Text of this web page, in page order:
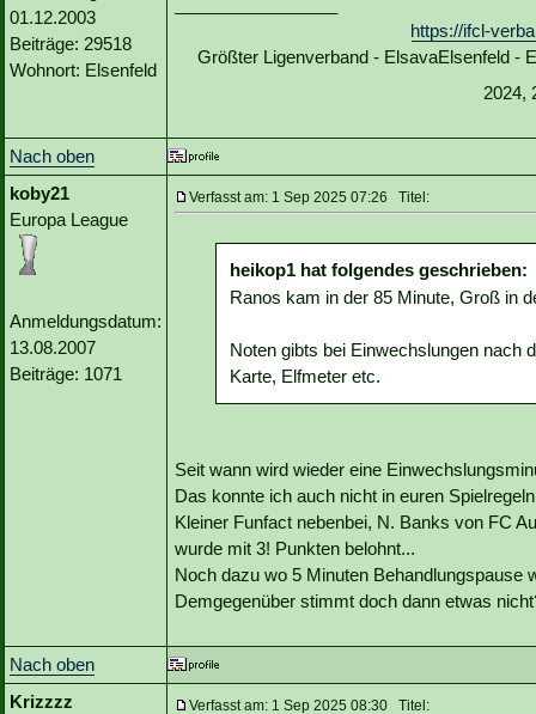
01.12.2003
Beiträge: 29518
Wohnort: Elsenfeld
https://ifcl-
Größter Ligenverband - ElsavaElsenfeld -
2024,
Nach oben
koby21
Europa League
Anmeldungsdatum:
13.08.2007
Beiträge: 1071
Verfasst am: 1 Sep 2025 07:26 Titel:
heikop1 hat folgendes geschrieben:
Ranos kam in der 85 Minute, Groß in
Noten gibts bei Einwechslungen nach
Karte, Elfmeter etc.
Seit wann wird wieder eine
Das konnte ich auch nicht in euren
Kleiner Funfact nebenbei, N. Banks von FC
wurde mit 3! Punkten belohnt...
Noch dazu wo 5 Minuten Behandlungspause
Demgegenüber stimmt doch dann etwas
Nach oben
Krizzzz
Verfasst am: 1 Sep 2025 08:30 Titel: